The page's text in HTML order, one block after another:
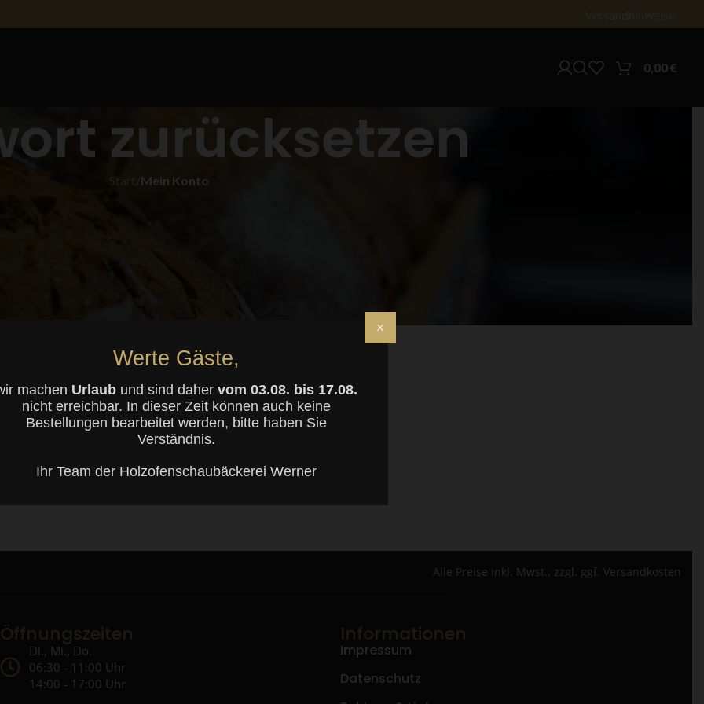
0,00€
zurücksetzen
Start /Mein Konto
Alle Preise inkl. Mwst., zzgl. ggf. Versandkosten
Öffnungszeiten
Di., Mi., Do.
06:30 - 11:00 Uhr
14:00 - 17:00 Uhr
Informationen
Impressum
Datenschutz
Werte Gäste,
machen Urlaubund sind daher vom 03.08. bis 17.08.
nicht erreichbar. In dieser Zeit können auch keine
Bestellungen bearbeitet werden, bitte haben Sie
Verständnis.
Ihr Team der Holzofenschaubäckerei Werner
X